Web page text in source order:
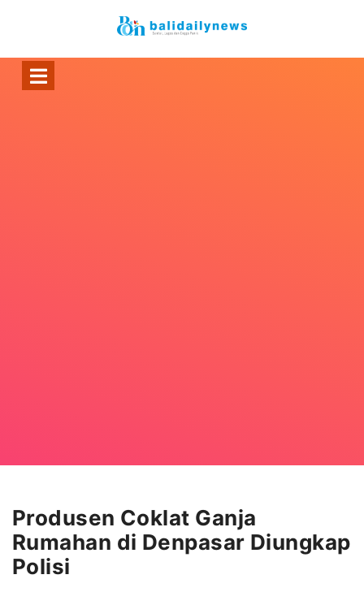
Produsen Coklat Ganja
Rumahan di Denpasar Diungkap
Polisi